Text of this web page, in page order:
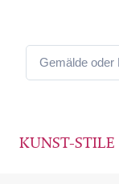
KUNST-STILE